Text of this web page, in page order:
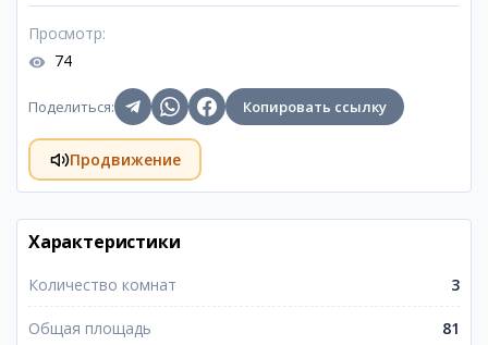
Просмотр:
74
Поделиться: Копировать ссылку
Продвижение
Характеристики
Количество комнат 3
Общая площадь 81